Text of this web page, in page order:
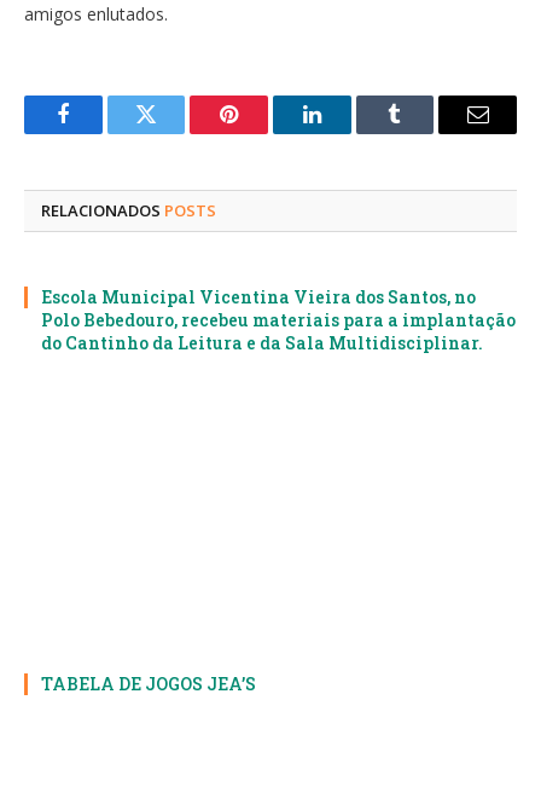
amigos enlutados.
FacebookTwitter Pinterest LinkedInTumblr
E-
RELACIONADOS POSTS
Escola Municipal Vicentina Vieira dos Santos, no
Polo Bebedouro, recebeu materiais para a implantação
do Cantinho da Leitura e da Sala Multidisciplinar.
TABELA DE JOGOS JEA’S